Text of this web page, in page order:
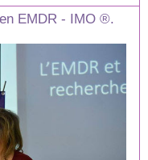
EMDR - IMO ®.